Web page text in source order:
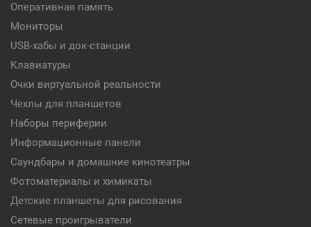
Оперативная память
Мониторы
USB-хабы и док-станции
Клавиатуры
Очки виртуальной реальности
Чехлы для планшетов
Наборы периферии
Информационные панели
Саундбары и домашние кинотеатры
Фотоматериалы и химикаты
Детские планшеты для рисования
Сетевые проигрыватели